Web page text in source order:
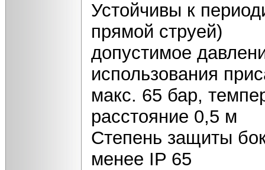
Устойчивы к
прямой струей)
допустимое
использования
макс. 65 бар,
расстояние 0,5 м
Степень защиты
менее IP 65